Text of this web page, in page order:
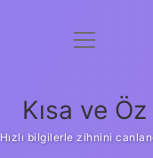
Anasayfa
Yasal Uyarı
menüyü
Kısa ve Öz
Hızlı bilgilerle zihnini